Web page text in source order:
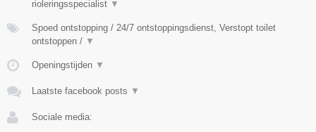
rioleringsspecialist ▼
Spoed ontstopping / 24/7 ontstoppingsdienst, Verstopt toilet
ontstoppen / ▼
Openingstijden ▼
Laatste facebook posts ▼
Sociale media: